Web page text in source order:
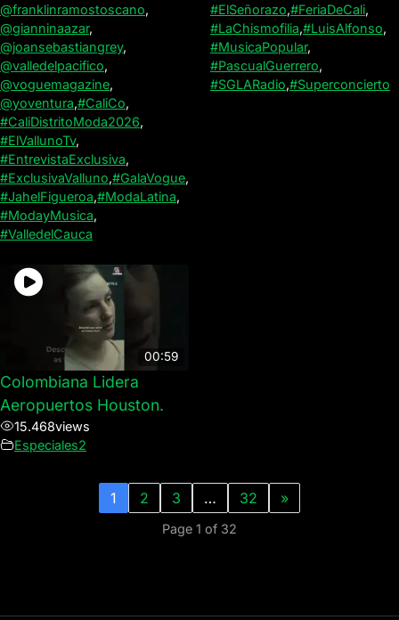
@franklinramostoscano,
@gianninaazar,
@joansebastiangrey,
@valledelpacifico,
@voguemagazine,
@yoventura,#CaliCo,
#CaliDistritoModa2026,
#ElVallunoTv,
#EntrevistaExclusiva,
#ExclusivaValluno,#GalaVogue,
#JahelFigueroa,#ModaLatina,
#ModayMusica,
#ValledelCauca
#ElSeñorazo,#FeriaDeCali,
#LaChismofilia,#LuisAlfonso,
#MusicaPopular,
#PascualGuerrero,
#SGLARadio,#Superconcierto
00:59
Colombiana Lidera
Aeropuertos Houston.
15.468views
Especiales2
1 2 3 … 32 »
Page 1 of 32